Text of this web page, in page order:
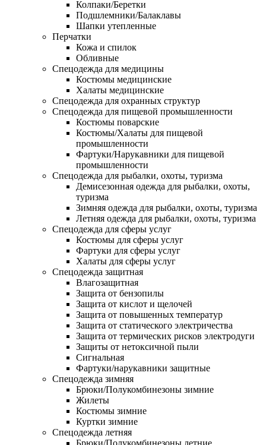
Колпаки/Беретки
Подшлемники/Балаклавы
Шапки утепленные
Перчатки
Кожа и спилок
Обливные
Спецодежда для медицины
Костюмы медицинские
Халаты медицинские
Спецодежда для охранных структур
Спецодежда для пищевой промышленности
Костюмы поварские
Костюмы/Халаты для пищевой
промышленности
Фартуки/Нарукавники для пищевой
промышленности
Спецодежда для рыбалки, охоты, туризма
Демисезонная одежда для рыбалки, охоты,
туризма
Зимняя одежда для рыбалки, охоты, туризма
Летняя одежда для рыбалки, охоты, туризма
Спецодежда для сферы услуг
Костюмы для сферы услуг
Фартуки для сферы услуг
Халаты для сферы услуг
Спецодежда защитная
Влагозащитная
Защита от бензопилы
Защита от кислот и щелочей
Защита от повышенных температур
Защита от статического электричества
Защита от термических рисков электродуги
Защиты от нетоксичной пыли
Сигнальная
Фартуки/нарукавники защитные
Спецодежда зимняя
Брюки/Полукомбинезоны зимние
Жилеты
Костюмы зимние
Куртки зимние
Спецодежда летняя
Брюки/Полукомбинезоны летние